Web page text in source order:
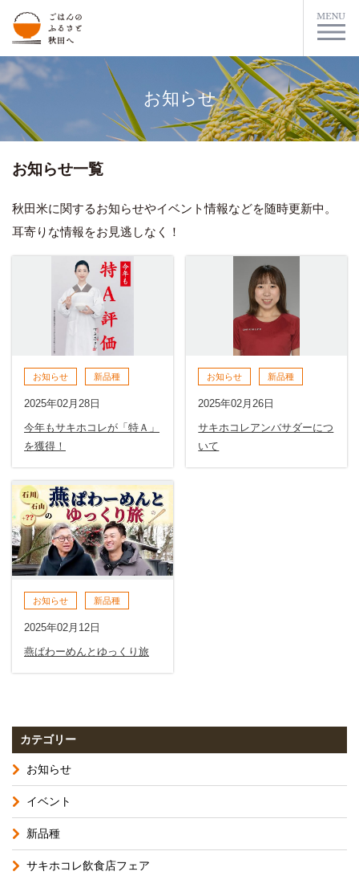
お知らせ
お知らせ一覧
秋田米に関するお知らせやイベント情報などを随時更新中。
耳寄りな情報をお見逃しなく！
お知らせ 新品種
2025年02月28日
今年もサキホコレが「特Ａ」
を獲得！
お知らせ 新品種
2025年02月26日
サキホコレアンバサダーにつ
いて
お知らせ 新品種
2025年02月12日
燕ぱわーめんとゆっくり旅
カテゴリー
お知らせ
イベント
新品種
サキホコレ飲食店フェア